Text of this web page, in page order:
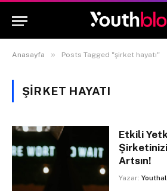
Anasayfa » Posts Tagged "şirket hayatı"
ŞIRKET HAYATI
Etkili
Artsın!
Yazar: